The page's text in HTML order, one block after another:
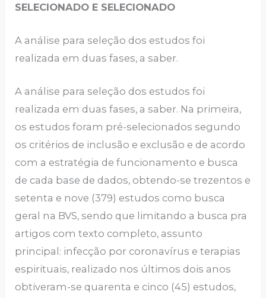
SELECIONADO E SELECIONADO
A análise para seleção dos estudos foi
realizada em duas fases, a saber.
A análise para seleção dos estudos foi
realizada em duas fases, a saber. Na primeira,
os estudos foram pré-selecionados segundo
os critérios de inclusão e exclusão e de acordo
com a estratégia de funcionamento e busca
de cada base de dados, obtendo-se trezentos e
setenta e nove (379) estudos como busca
geral na BVS, sendo que limitando a busca pra
artigos com texto completo, assunto
principal: infecção por coronavírus e terapias
espirituais, realizado nos últimos dois anos
obtiveram-se quarenta e cinco (45) estudos,